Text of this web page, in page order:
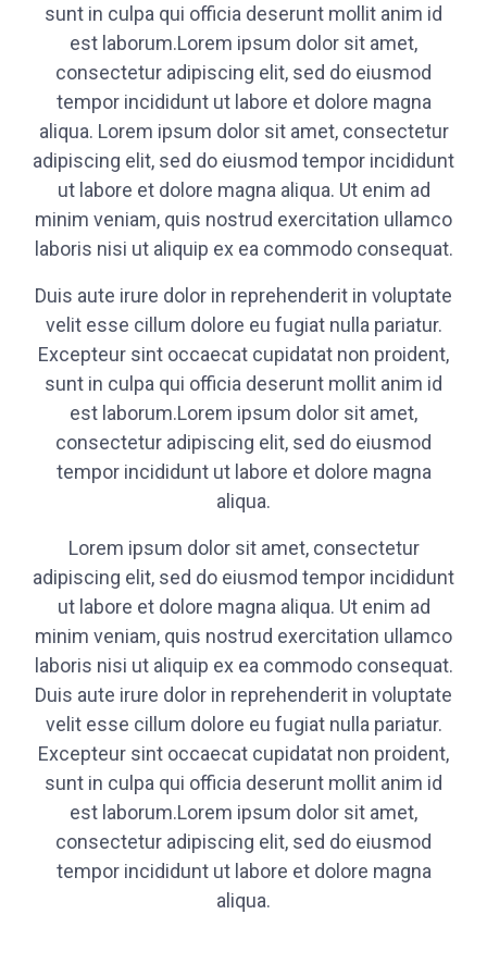
sunt in culpa qui officia deserunt mollit anim id
est laborum.Lorem ipsum dolor sit amet,
consectetur adipiscing elit, sed do eiusmod
tempor incididunt ut labore et dolore magna
aliqua. Lorem ipsum dolor sit amet, consectetur
adipiscing elit, sed do eiusmod tempor incididunt
ut labore et dolore magna aliqua. Ut enim ad
minim veniam, quis nostrud exercitation ullamco
laboris nisi ut aliquip ex ea commodo consequat.
Duis aute irure dolor in reprehenderit in voluptate
velit esse cillum dolore eu fugiat nulla pariatur.
Excepteur sint occaecat cupidatat non proident,
sunt in culpa qui officia deserunt mollit anim id
est laborum.Lorem ipsum dolor sit amet,
consectetur adipiscing elit, sed do eiusmod
tempor incididunt ut labore et dolore magna
aliqua.
Lorem ipsum dolor sit amet, consectetur
adipiscing elit, sed do eiusmod tempor incididunt
ut labore et dolore magna aliqua. Ut enim ad
minim veniam, quis nostrud exercitation ullamco
laboris nisi ut aliquip ex ea commodo consequat.
Duis aute irure dolor in reprehenderit in voluptate
velit esse cillum dolore eu fugiat nulla pariatur.
Excepteur sint occaecat cupidatat non proident,
sunt in culpa qui officia deserunt mollit anim id
est laborum.Lorem ipsum dolor sit amet,
consectetur adipiscing elit, sed do eiusmod
tempor incididunt ut labore et dolore magna
aliqua.